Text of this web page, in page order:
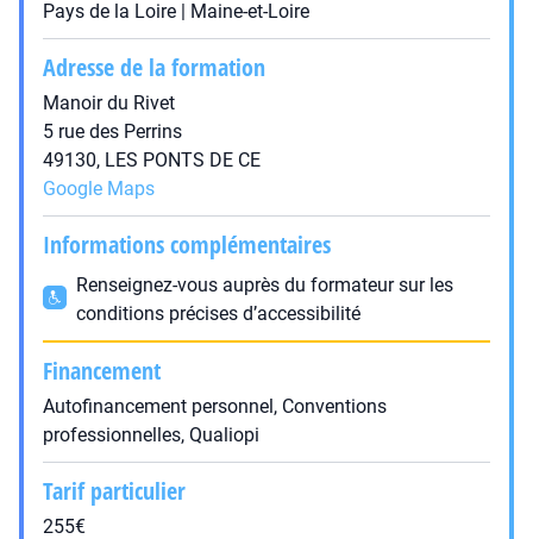
Pays de la Loire | Maine-et-Loire
Adresse de la formation
Manoir du Rivet
5 rue des Perrins
49130, LES PONTS DE CE
Google Maps
Informations complémentaires
Renseignez-vous auprès du formateur sur les
conditions précises d’accessibilité
Financement
Autofinancement personnel, Conventions
professionnelles, Qualiopi
Tarif particulier
255€